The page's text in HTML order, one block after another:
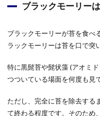
ブラックモーリー
ブラックモーリーが苔を食べ
ラックモーリーは苔を口で突
特に黒髭苔や髭状藻 (アオミ
つついている場面を何度も見
ただし、完全に苔を除去する
て終わる程度です。そのため